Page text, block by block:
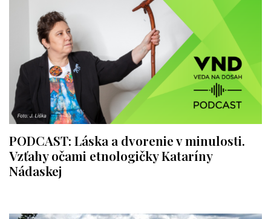
PODCAST: Láska a dvorenie v minulosti.
Vzťahy očami etnologičky Kataríny
Nádaskej